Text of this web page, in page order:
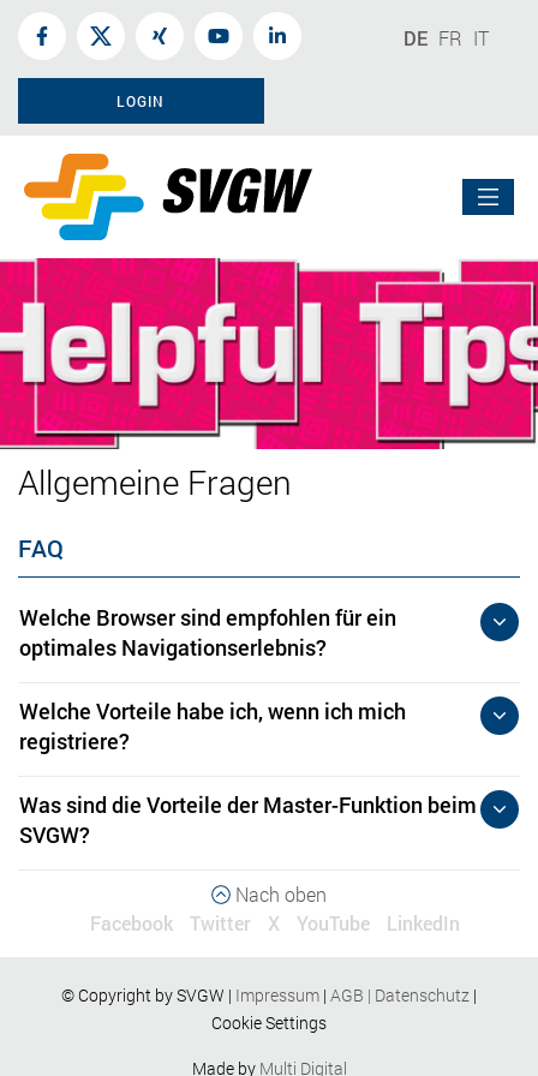
DE FR IT
LOGIN
Allgemeine Fragen
FAQ
Welche Browser sind empfohlen für ein
optimales Navigationserlebnis?
Welche Vorteile habe ich, wenn ich mich
registriere?
Was sind die Vorteile der Master-Funktion beim
SVGW?
Nach oben
Facebook
Twitter X YouTube LinkedIn
© Copyright by SVGW | Impressum | AGB | Datenschutz |
Cookie Settings
Made by Multi Digital